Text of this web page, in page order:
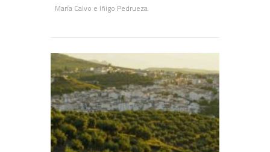
María Calvo e Iñigo Pedrueza